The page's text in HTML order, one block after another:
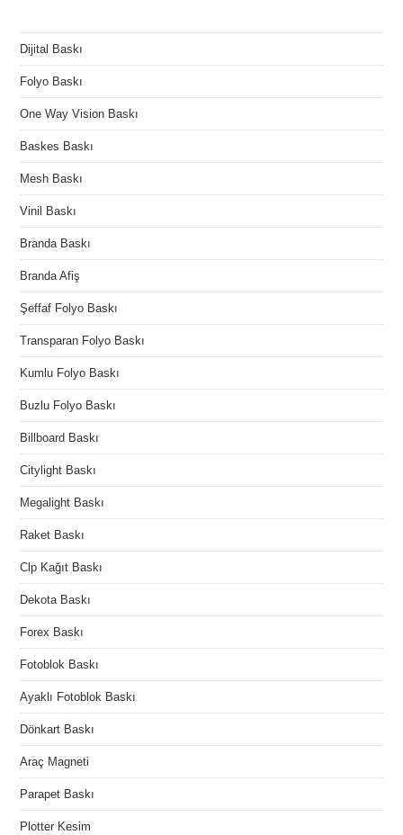
Dijital Baskı
Folyo Baskı
One Way Vision Baskı
Baskes Baskı
Mesh Baskı
Vinil Baskı
Branda Baskı
Branda Afiş
Şeffaf Folyo Baskı
Transparan Folyo Baskı
Kumlu Folyo Baskı
Buzlu Folyo Baskı
Billboard Baskı
Citylight Baskı
Megalight Baskı
Raket Baskı
Clp Kağıt Baskı
Dekota Baskı
Forex Baskı
Fotoblok Baskı
Ayaklı Fotoblok Baskı
Dönkart Baskı
Araç Magneti
Parapet Baskı
Plotter Kesim